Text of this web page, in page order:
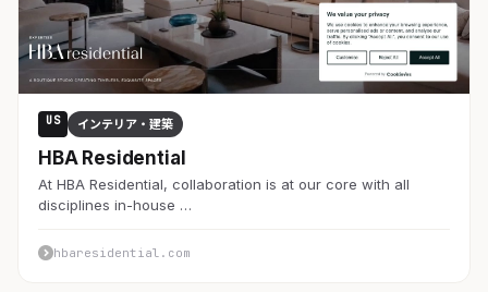
US インテリア・建築
HBA Residential
At HBA Residential, collaboration is at our core with all
disciplines in-house …
hbaresidential.com